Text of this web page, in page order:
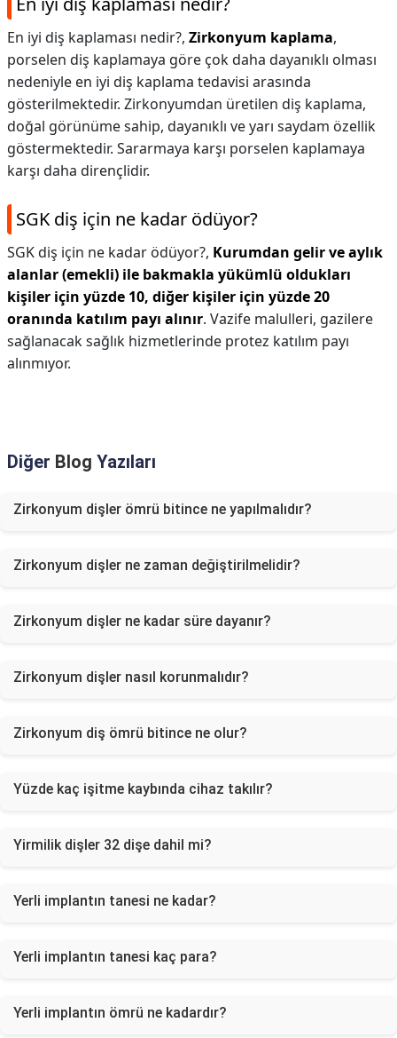
En iyi diş kaplaması nedir?, Zirkonyum kaplama,
porselen diş kaplamaya göre çok daha dayanıklı olması
nedeniyle en iyi diş kaplama tedavisi arasında
gösterilmektedir. Zirkonyumdan üretilen diş kaplama,
doğal görünüme sahip, dayanıklı ve yarı saydam özellik
göstermektedir. Sararmaya karşı porselen kaplamaya
karşı daha dirençlidir.
SGK diş için ne kadar ödüyor?
SGK diş için ne kadar ödüyor?, Kurumdan gelir ve aylık
alanlar (emekli) ile bakmakla yükümlü oldukları
kişiler için yüzde 10, diğer kişiler için yüzde 20
oranında katılım payı alınır. Vazife malulleri, gazilere
sağlanacak sağlık hizmetlerinde protez katılım payı
alınmıyor.
Diğer Blog Yazıları
Zirkonyum dişler ömrü bitince ne yapılmalıdır?
Zirkonyum dişler ne zaman değiştirilmelidir?
Zirkonyum dişler ne kadar süre dayanır?
Zirkonyum dişler nasıl korunmalıdır?
Zirkonyum diş ömrü bitince ne olur?
Yüzde kaç işitme kaybında cihaz takılır?
Yirmilik dişler 32 dişe dahil mi?
Yerli implantın tanesi ne kadar?
Yerli implantın tanesi kaç para?
Yerli implantın ömrü ne kadardır?